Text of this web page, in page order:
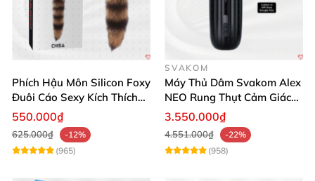
Phích Hậu Môn Silicon Foxy
Đuôi Cáo Sexy Kích Thích
Đỉnh Cao
550.000₫
625.000₫
-12%
(965)
SVAKOM
Máy Thủ Dâm Svakom Alex
NEO Rung Thụt Cảm Giác
Thật, App Điều Khiển
3.550.000₫
4.551.000₫
-22%
(958)